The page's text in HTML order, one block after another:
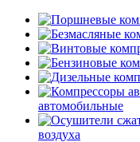
автомобильные
воздуха